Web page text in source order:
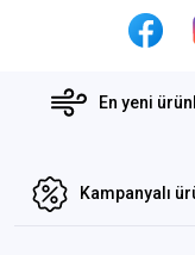
En yeni
Kampanyalı